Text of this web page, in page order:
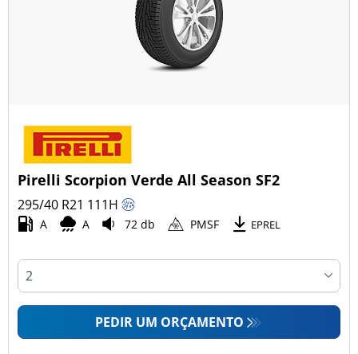
Pirelli Scorpion Verde All Season SF2
295/40 R21 111H
A A 72 db PMSF EPREL
PEDIR UM ORÇAMENTO